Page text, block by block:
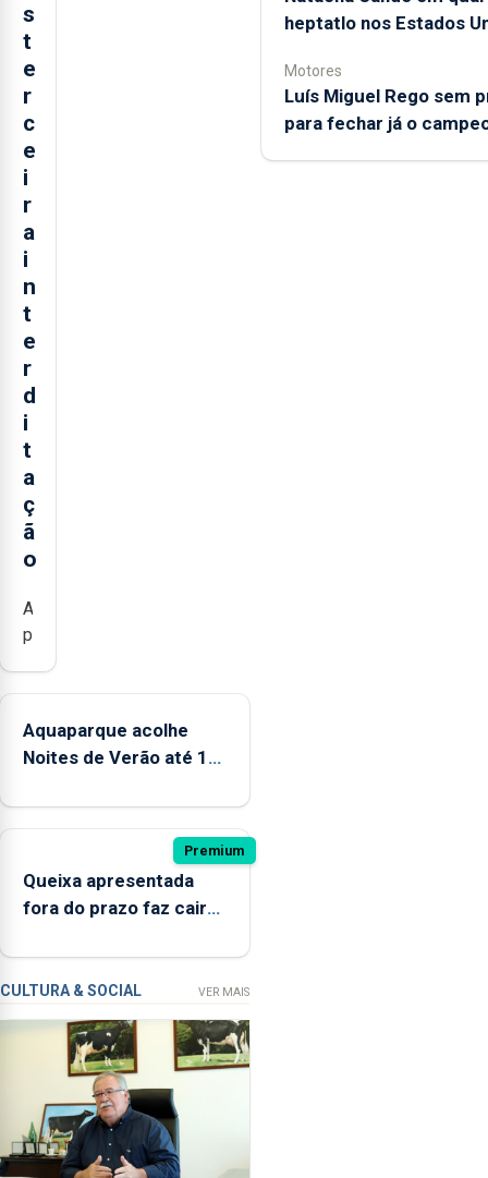
s
t
e
r
c
e
i
r
a
i
n
t
e
r
d
i
t
a
ç
ã
o
A
praia
a
banhos,
estado
interditada
microbiológica”,
pela
terceira
desde
o
início
Aquaparque acolhe
Noites de Verão até 12
Premium
Queixa apresentada
fora do prazo faz cair
violação
CULTURA & SOCIAL VER MAIS
heptatlo nos Estados
Motores
Luís Miguel Rego sem
para fechar já o